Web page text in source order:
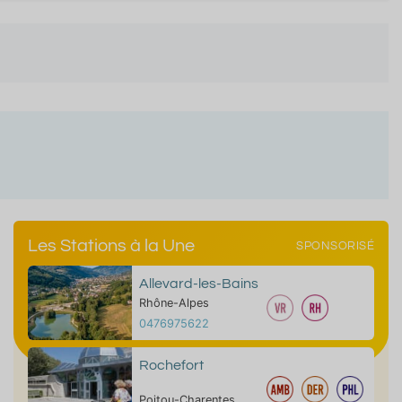
Les Stations à la Une SPONSORISÉ
Allevard-les-Bains
Rhône-Alpes
0476975622
Rochefort